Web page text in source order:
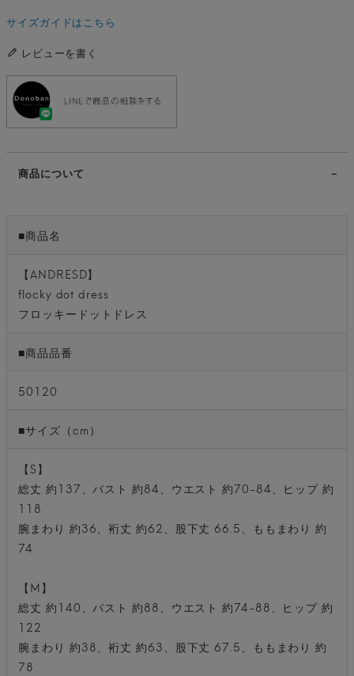
サイズガイドはこちら
レビューを書く
商品について
■商品名
【ANDRESD】
flocky dot dress
フロッキードットドレス
■商品品番
50120
■サイズ（cm）
【S】
総丈 約137、バスト 約84、ウエスト 約70-84、ヒップ 約
118
腕まわり 約36、裄丈 約62、股下丈 66.5、ももまわり 約
74
【M】
総丈 約140、バスト 約88、ウエスト 約74-88、ヒップ 約
122
腕まわり 約38、裄丈 約63、股下丈 67.5、ももまわり 約
78